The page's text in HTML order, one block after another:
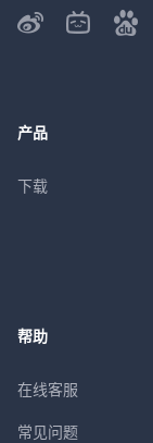
产品
下载
帮助
在线客服
常见问题